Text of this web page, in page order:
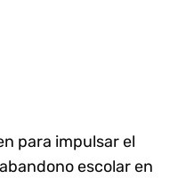
para impulsar el
escolar en